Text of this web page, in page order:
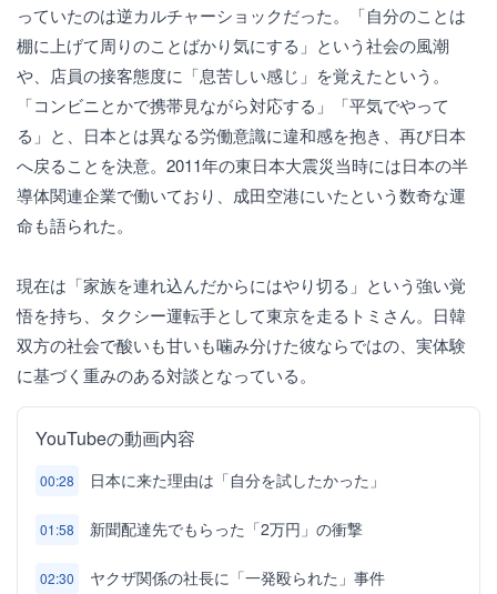
っていたのは逆カルチャーショックだった。「自分のことは
棚に上げて周りのことばかり気にする」という社会の風潮
や、店員の接客態度に「息苦しい感じ」を覚えたという。
「コンビニとかで携帯見ながら対応する」「平気でやって
る」と、日本とは異なる労働意識に違和感を抱き、再び日本
へ戻ることを決意。2011年の東日本大震災当時には日本の半
導体関連企業で働いており、成田空港にいたという数奇な運
命も語られた。
現在は「家族を連れ込んだからにはやり切る」という強い覚
悟を持ち、タクシー運転手として東京を走るトミさん。日韓
双方の社会で酸いも甘いも噛み分けた彼ならではの、実体験
に基づく重みのある対談となっている。
YouTubeの動画内容
00:28 日本に来た理由は「自分を試したかった」
01:58 新聞配達先でもらった「2万円」の衝撃
02:30 ヤクザ関係の社長に「一発殴られた」事件